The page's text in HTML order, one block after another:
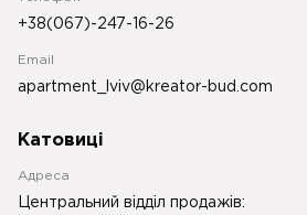
+38(067)-247-16-26
Email
apartment_lviv@kreator-bud.com
Катовиці
Адреса
Центральний відділ продажів: